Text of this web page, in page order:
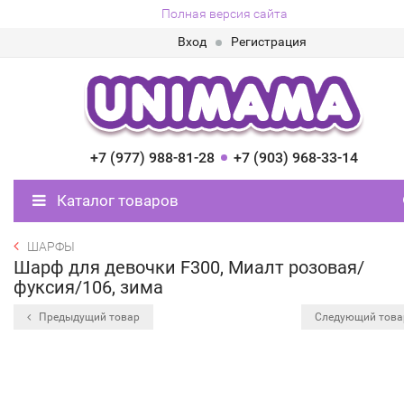
Полная версия сайта
Вход
Регистрация
+7 (977) 988-81-28 +7 (903) 968-33-14
Каталог товаров
ШАРФЫ
Шарф для девочки F300, Миалт розовая/
фуксия/106, зима
Предыдущий товар Следующий